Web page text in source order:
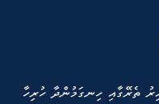
ތެރޭގާއި ހިނގަމުންދާ ހުރިހާ